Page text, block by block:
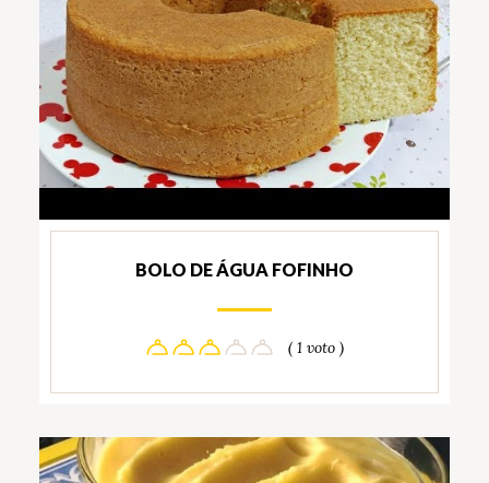
BOLO DE ÁGUA FOFINHO
( 1 voto )